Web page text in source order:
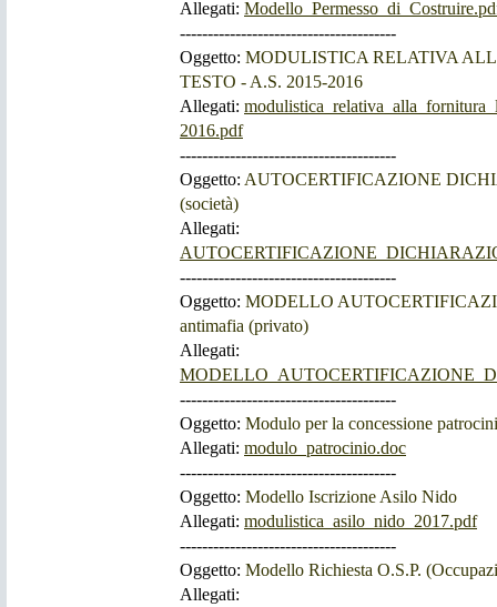
Allegati:
---------------------------------------
Oggetto: MODULISTICA RELATIVA
TESTO - A.S. 2015-2016
Allegati:
2016.pdf
---------------------------------------
Oggetto: AUTOCERTIFICAZIONE
(società)
Allegati:
---------------------------------------
Oggetto: MODELLO
antimafia (privato)
Allegati:
---------------------------------------
Oggetto: Modulo per la concessione patrocini
Allegati: modulo_patrocinio.doc
---------------------------------------
Oggetto: Modello Iscrizione Asilo Nido
Allegati: modulistica_asilo_nido_2017.pdf
---------------------------------------
Oggetto: Modello Richiesta O.S.P.
Allegati: